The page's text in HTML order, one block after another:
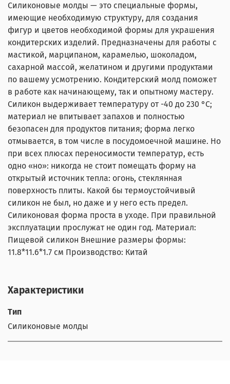
Силиконовые молды — это специальные формы,
имеющие необходимую структуру, для создания
фигур и цветов необходимой формы для украшения
кондитерских изделий. Предназначены для работы с
мастикой, марципаном, карамелью, шоколадом,
сахарной массой, желатином и другими продуктами
по вашему усмотрению. Кондитерский молд поможет
в работе как начинающему, так и опытному мастеру.
Силикон выдерживает температуру от -40 до 230 °С;
материал не впитывает запахов и полностью
безопасен для продуктов питания; форма легко
отмывается, в том числе в посудомоечной машине. Но
при всех плюсах переносимости температур, есть
одно «но»: никогда не стоит помещать форму на
открытый источник тепла: огонь, стеклянная
поверхность плиты. Какой бы термоустойчивый
силикон не был, но даже и у него есть предел.
Силиконовая форма проста в уходе. При правильной
эксплуатации прослужат не один год. Материал:
Пищевой силикон Внешние размеры формы:
11.8*11.6*1.7 см Производство: Китай
Характеристики
Тип
Силиконовые молды